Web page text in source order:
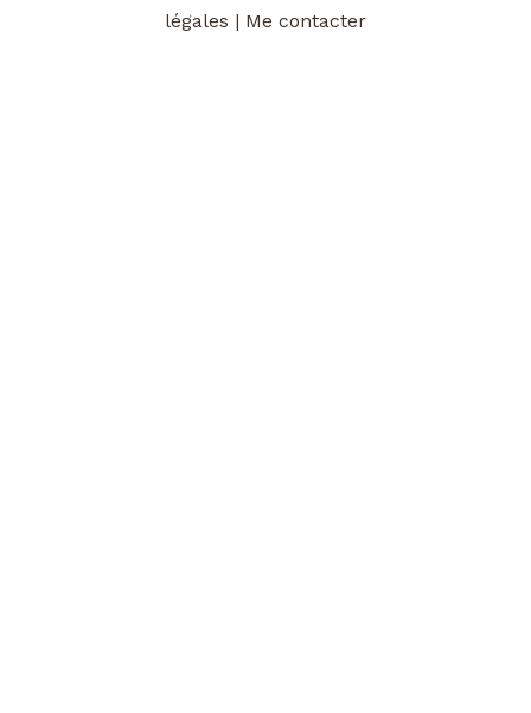
légales | Me contacter